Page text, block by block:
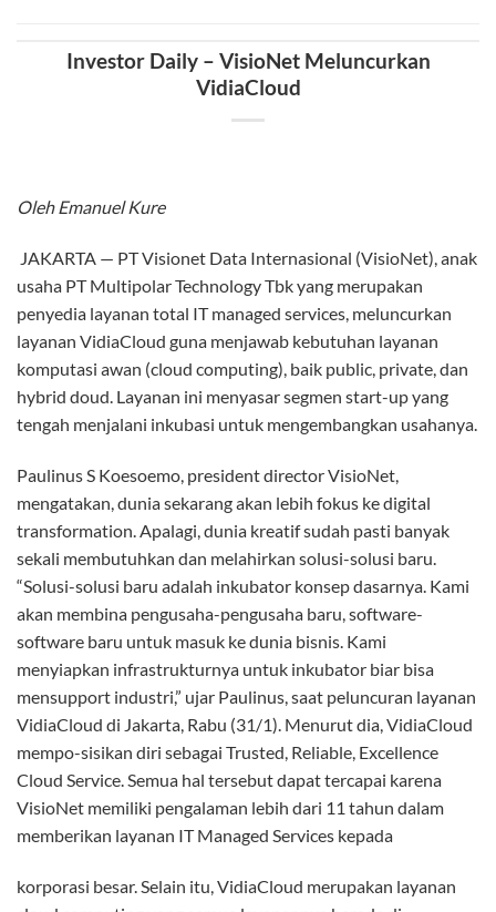
Security Standard (PCI DSS), dan telah lolos audit data center
dari Bank Indonesia (mengacu pada PBI No.9/15/PBI/2007)
dan Otoritas Jasa Keuangan (POJK No.38/ POJK.03/2016).
memenuhi kebutuhan infrastruktur T1 berbasis biaya
dari tujuh hari. Atau, bahkan, dalam hitungan jam, mulai dari
yang paling mendasar, seperti kebutuhan compute resource
(core, memory, storage) secara virtual, hingga yang paling
advance, yaitu pemenuhan kebutuhan TI ber-basis aplikasi.
“Kami memahami bahwa masih banyak pelaku usaha yang
belum yakin untuk memanfaatkan cloud computing.Untuk
itu, karni mempercayakan
solusi Microsoft Azure Stack dengan infrastrukt-ur HPE
Integrated Systems untuk VidiaCloud, sehingga bisa
meniadakan semua risiko tersebut,” jelas Paulinus. Michael
Thiotrisno, Hybrid IT Director HPE, menambahkan, HPE
ProLiant untuk Microsoft Azure Stack memungkinkan
perusahaan menjalankan layanan komputasi berbasis Azure
di data center lokal. Penggunalayanan ini pun akan
mendapatkan manfaat penuh dari hybrid cloud computing
dengan pengalaman yang sama, seperti mengoperasikan
cloud di lingkungan Azure. “Perusahaan dari berbagai sektor
bisa menikmati layanan VidiaCloud untuk mengembangkan
bisnis inkuba-si, merespons kebutuhanbisnis secara cepat,
dan memastikan kelangsungan operasional bisnisnya
(business continuity) tanpa perlu dipusingkan lagi dengan
Michael.